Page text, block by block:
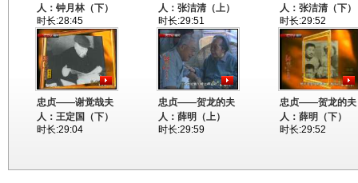
人：钟月林（下）
时长:28:45
人：张洁清（上）
时长:29:51
人：张洁清（下）
时长:29:52
忠贞——谢觉哉夫
人：王定国（下）
时长:29:04
忠贞——贺龙的夫
人：薛明（上）
时长:29:59
忠贞——贺龙的夫
人：薛明（下）
时长:29:52